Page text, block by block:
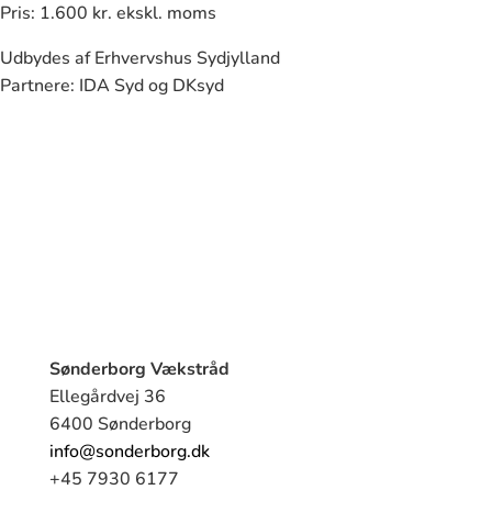
Pris: 1.600 kr. ekskl. moms
Udbydes af Erhvervshus Sydjylland
Partnere: IDA Syd og DKsyd
Sønderborg Vækstråd
Ellegårdvej 36
6400 Sønderborg
info@sonderborg.dk
+45 7930 6177